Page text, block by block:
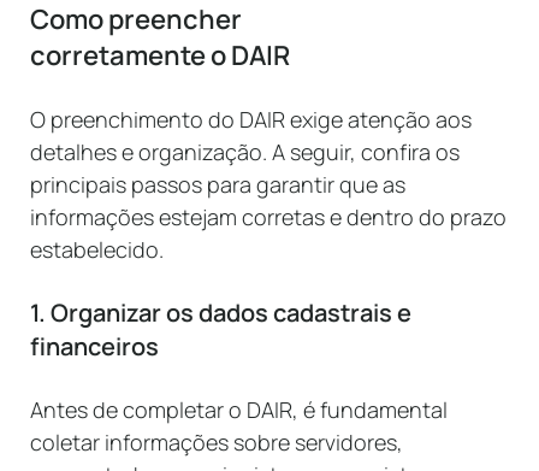
Como preencher
corretamente o DAIR
O preenchimento do DAIR exige atenção aos
detalhes e organização. A seguir, confira os
principais passos para garantir que as
informações estejam corretas e dentro do prazo
estabelecido.
1. Organizar os dados cadastrais e
financeiros
Antes de completar o DAIR, é fundamental
coletar informações sobre servidores,